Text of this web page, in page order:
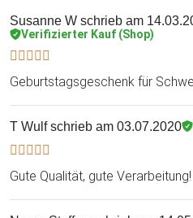
Susanne W schrieb am
Verifizierter Kauf (Shop)
Geburtstagsgeschenk für
T Wulfschrieb am 03.07.2020
Gute Qualität, gute Verarbeitung!